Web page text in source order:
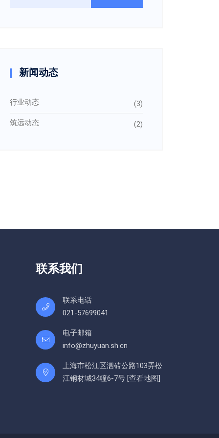
新闻动态
行业动态 (3)
筑远动态 (2)
联系我们
联系电话
021-57699041
电子邮箱
info@zhuyuan.sh.cn
上海市松江区泗砖公路103弄松
江钢材城34幢6-7号 [查看地图]